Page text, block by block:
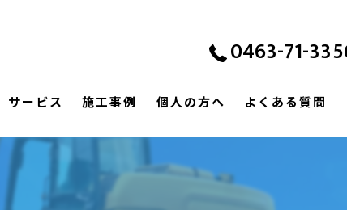
0463-71-
サービス 施工事例 個人の方へ よくある質問